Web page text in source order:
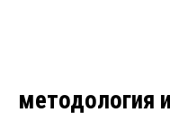
методология